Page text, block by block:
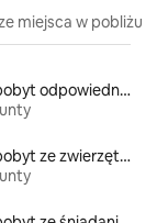
miejsca w pobliżu
Miejsca na pobyt odpowiednie dla rodzin
Miejsca na pobyt ze zwierzętami